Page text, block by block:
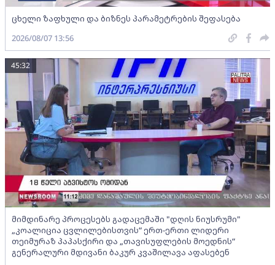
ცხელი ზაფხული და ბიზნეს პარამეტრების შეფასება
2026/08/07 13:56
მიმდინარე პროცესებს გადაცემაში "დღის ნიუსრუმი"
„კოალიცია ცვლილებისთვის“ ერთ-ერთი ლიდერი
თეიმურაზ პაპასქირი და „თავისუფლების მოედნის“
გენერალური მდივანი ბაკურ კვაშილავა აფასებენ
45:32